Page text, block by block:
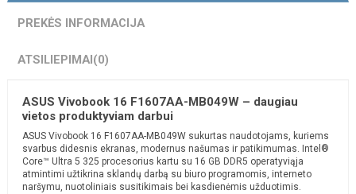
PREKĖS INFORMACIJA
ATSILIEPIMAI(0)
ASUS Vivobook 16 F1607AA-MB049W – daugiau
vietos produktyviam darbui
ASUS Vivobook 16 F1607AA-MB049W sukurtas naudotojams, kuriems
svarbus didesnis ekranas, modernus našumas ir patikimumas. Intel®
Core™ Ultra 5 325 procesorius kartu su 16 GB DDR5 operatyviąja
atmintimi užtikrina sklandų darbą su biuro programomis, interneto
naršymu, nuotoliniais susitikimais bei kasdienėmis užduotimis.